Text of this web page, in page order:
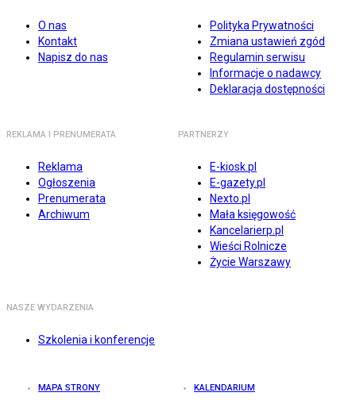
O nas
Kontakt
Napisz do nas
Polityka Prywatności
Zmiana ustawień zgód
Regulamin serwisu
Informacje o nadawcy
Deklaracja dostępności
REKLAMA I PRENUMERATA
Reklama
Ogłoszenia
Prenumerata
Archiwum
PARTNERZY
E-kiosk.pl
E-gazety.pl
Nexto.pl
Mała księgowość
Kancelarierp.pl
Wieści Rolnicze
Życie Warszawy
NASZE WYDARZENIA
Szkolenia i konferencje
MAPA STRONY KALENDARIUM